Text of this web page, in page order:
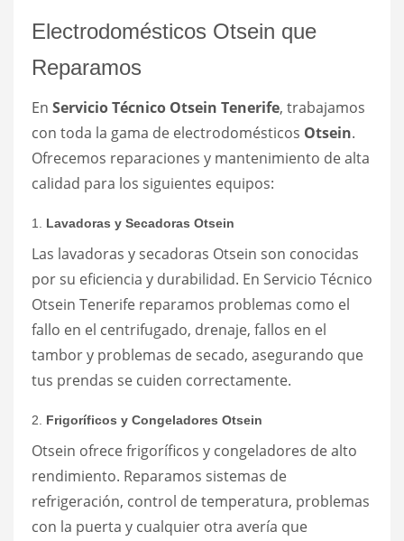
Electrodomésticos Otsein que
Reparamos
En Servicio Técnico Otsein Tenerife, trabajamos
con toda la gama de electrodomésticos Otsein.
Ofrecemos reparaciones y mantenimiento de alta
calidad para los siguientes equipos:
1. Lavadoras y Secadoras Otsein
Las lavadoras y secadoras Otsein son conocidas
por su eficiencia y durabilidad. En Servicio Técnico
Otsein Tenerife reparamos problemas como el
fallo en el centrifugado, drenaje, fallos en el
tambor y problemas de secado, asegurando que
tus prendas se cuiden correctamente.
2. Frigoríficos y Congeladores Otsein
Otsein ofrece frigoríficos y congeladores de alto
rendimiento. Reparamos sistemas de
refrigeración, control de temperatura, problemas
con la puerta y cualquier otra avería que